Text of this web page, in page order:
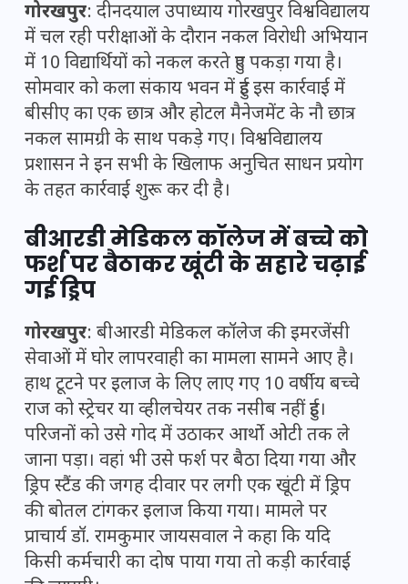
गोरखपुर: दीनदयाल उपाध्याय गोरखपुर विश्वविद्यालय
में चल रही परीक्षाओं के दौरान नकल विरोधी अभियान
में 10 विद्यार्थियों को नकल करते हुए पकड़ा गया है।
सोमवार को कला संकाय भवन में हुई इस कार्रवाई में
बीसीए का एक छात्र और होटल मैनेजमेंट के नौ छात्र
नकल सामग्री के साथ पकड़े गए। विश्वविद्यालय
प्रशासन ने इन सभी के खिलाफ अनुचित साधन प्रयोग
के तहत कार्रवाई शुरू कर दी है।
बीआरडी मेडिकल कॉलेज में बच्चे को
फर्श पर बैठाकर खूंटी के सहारे चढ़ाई
गई ड्रिप
गोरखपुर: बीआरडी मेडिकल कॉलेज की इमरजेंसी
सेवाओं में घोर लापरवाही का मामला सामने आए है।
हाथ टूटने पर इलाज के लिए लाए गए 10 वर्षीय बच्चे
राज को स्ट्रेचर या व्हीलचेयर तक नसीब नहीं हुई।
परिजनों को उसे गोद में उठाकर आर्थो ओटी तक ले
जाना पड़ा। वहां भी उसे फर्श पर बैठा दिया गया और
ड्रिप स्टैंड की जगह दीवार पर लगी एक खूंटी में ड्रिप
की बोतल टांगकर इलाज किया गया। मामले पर
प्राचार्य डॉ. रामकुमार जायसवाल ने कहा कि यदि
किसी कर्मचारी का दोष पाया गया तो कड़ी कार्रवाई